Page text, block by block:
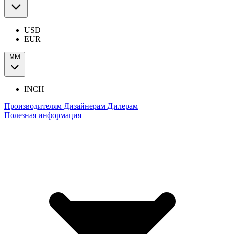
USD
EUR
ММ
INCH
Производителям Дизайнерам Дилерам
Полезная информация